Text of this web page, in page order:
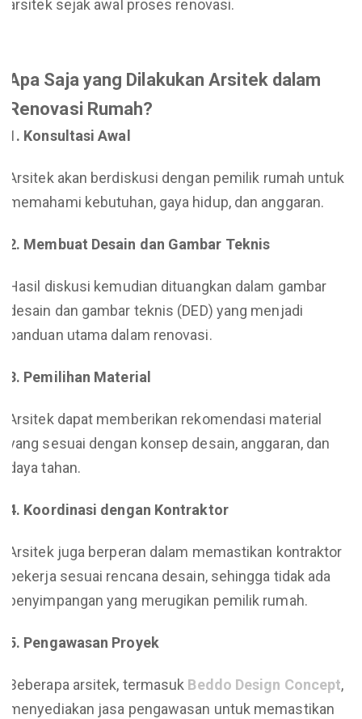
arsitek sejak awal proses renovasi.
Apa Saja yang Dilakukan Arsitek dalam
Renovasi Rumah?
1. Konsultasi Awal
Arsitek akan berdiskusi dengan pemilik rumah untuk
memahami kebutuhan, gaya hidup, dan anggaran.
2. Membuat Desain dan Gambar Teknis
Hasil diskusi kemudian dituangkan dalam gambar
desain dan gambar teknis (DED) yang menjadi
panduan utama dalam renovasi.
3. Pemilihan Material
Arsitek dapat memberikan rekomendasi material
yang sesuai dengan konsep desain, anggaran, dan
daya tahan.
4. Koordinasi dengan Kontraktor
Arsitek juga berperan dalam memastikan kontraktor
bekerja sesuai rencana desain, sehingga tidak ada
penyimpangan yang merugikan pemilik rumah.
5. Pengawasan Proyek
Beberapa arsitek, termasuk Beddo Design Concept,
menyediakan jasa pengawasan untuk memastikan